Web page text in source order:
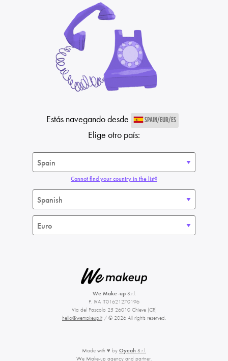
Estás navegando desde SPAIN/EUR/ES
Elige otro país:
Cannot find your country in the list?
We Make-upS.r.l.
P. IVA IT01621270196
Via del Pascolo 25 26010 Chieve (CR)
hello@wemakeup.it / © 2026 All rights reserved.
Made with ♥ by Oyeah S.r.l.
We Make-up agency and partner.